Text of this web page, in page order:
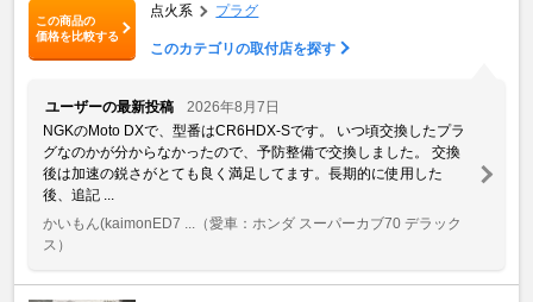
この商品の
価格を比較する
点火系 プラグ
このカテゴリの取付店を探す
ユーザーの最新投稿
2026年8月7日
NGKのMoto DXで、型番はCR6HDX-Sです。 いつ頃交換したプラ
グなのかが分からなかったので、予防整備で交換しました。 交換
後は加速の鋭さがとても良く満足してます。長期的に使用した
後、追記 ...
かいもん(kaimonED7 ...
（愛車：ホンダ スーパーカブ70 デラック
ス）